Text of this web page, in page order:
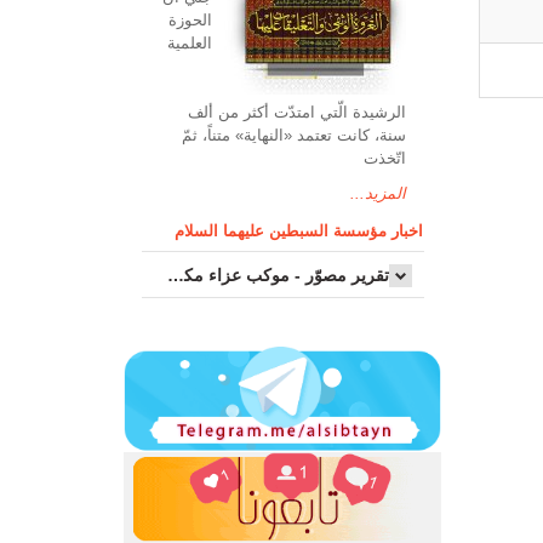
الحوزة
العلمیة
الرشیدة الّتي امتدّت أكثر من ألف
سنة، كانت تعتمد «النهاية» متناً، ثمّ
اتّخذت
المزيد...
اخبار مؤسسة السبطين عليهما السلام
تقرير مصوّر - موكب عزاء مکتب سماحة اية الله السيد مرتضى الموسوي الاصفهاني في يوم إستشهاد السيدة فاطم...